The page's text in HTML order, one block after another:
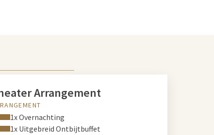
Arrangement
1x Overnachting
1x Uitgebreid Ontbijtbuffet